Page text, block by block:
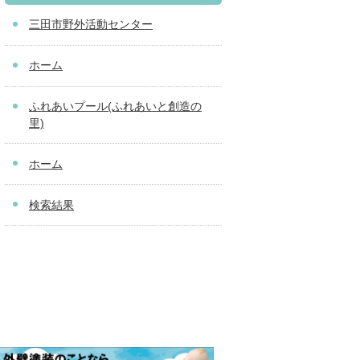
三田市野外活動センター
ホーム
ふれあいプール(ふれあいと創造の
里)
ホーム
検索結果